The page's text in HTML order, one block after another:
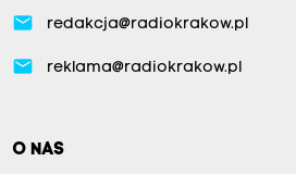
email redakcja@radiokrakow.pl
email reklama@radiokrakow.pl
O NAS